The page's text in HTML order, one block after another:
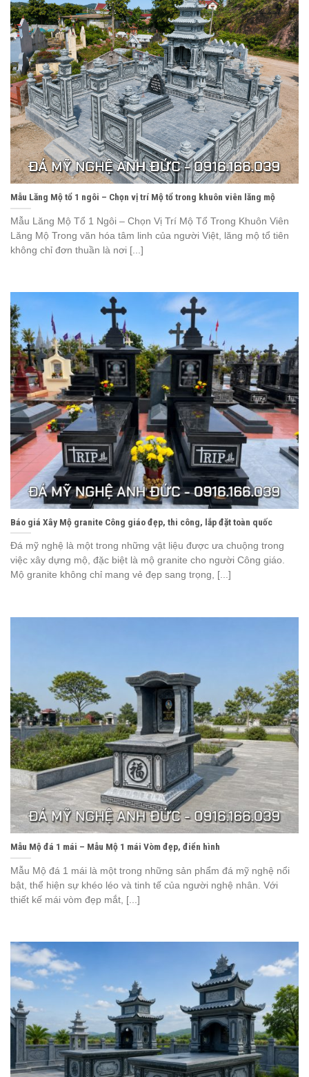
Mẫu Lăng Mộ tổ 1 ngôi – Chọn vị trí Mộ tổ trong khuôn viên lăng mộ
Mẫu Lăng Mộ Tổ 1 Ngôi – Chọn Vị Trí Mộ Tổ Trong Khuôn Viên
Lăng Mộ Trong văn hóa tâm linh của người Việt, lăng mộ tổ tiên
không chỉ đơn thuần là nơi [...]
Báo giá Xây Mộ granite Công giáo đẹp, thi công, lắp đặt toàn quốc
Đá mỹ nghệ là một trong những vật liệu được ưa chuộng trong
việc xây dựng mộ, đặc biệt là mộ granite cho người Công giáo.
Mộ granite không chỉ mang vẻ đẹp sang trọng, [...]
Mẫu Mộ đá 1 mái – Mẫu Mộ 1 mái Vòm đẹp, điển hình
Mẫu Mộ đá 1 mái là một trong những sản phẩm đá mỹ nghệ nổi
bật, thể hiện sự khéo léo và tinh tế của người nghệ nhân. Với
thiết kế mái vòm đẹp mắt, [...]